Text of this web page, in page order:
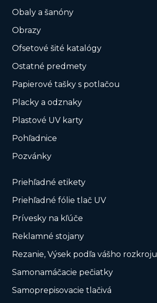
Obaly a šanóny
Obrazy
Ofsetové šité katalógy
Ostatné predmety
Papierové tašky s potlačou
Placky a odznaky
Plastové UV karty
Pohľadnice
Pozvánky
Priehľadné etikety
Priehľadné fólie tlač UV
Prívesky na kľúče
Reklamné stojany
Rezanie, Výsek podľa vášho rozkroju
Samonamáčacie pečiatky
Samoprepisovacie tlačivá